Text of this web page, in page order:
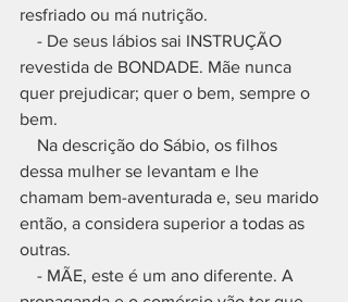
resfriado ou má nutrição.
revestida de BONDADE. Mãe nunca
quer prejudicar; quer o bem, sempre o
bem.
dessa mulher se levantam e lhe
chamam bem-aventurada e, seu marido
então, a considera superior a todas as
outras.